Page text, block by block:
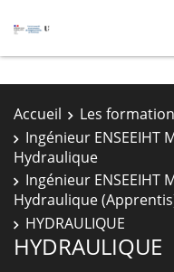
Accueil Les
Ingénieur ENSEEIHT
Hydraulique
Ingénieur ENSEEIHT
Hydraulique
HYDRAULIQUE
HYDRAULIQUE